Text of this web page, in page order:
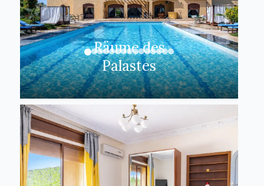
Räume des
Palastes